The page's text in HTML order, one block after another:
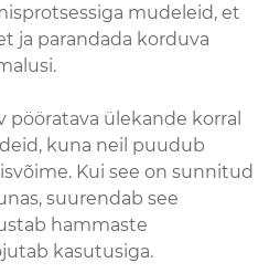
mudeleid, et
ja parandada korduva
pööratava ülekande korral
kuna neil puudub
Kui see on sunnitud
suurendab see
hammaste
kasutusiga.